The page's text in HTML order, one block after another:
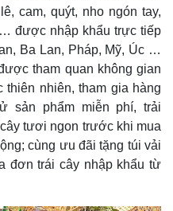
cam, quýt, nho ngón tay,
được nhập khẩu trực tiếp
Ba Lan, Pháp, Mỹ, Úc …
tham quan không gian
thiên nhiên, tham gia hàng
sản phẩm miễn phí, trải
tươi ngon trước khi mua
cùng ưu đãi tặng túi vải
đơn trái cây nhập khẩu từ